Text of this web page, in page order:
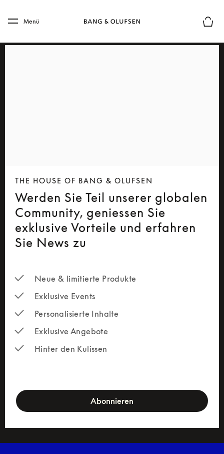
Skip to main footer
Menü
THE HOUSE OF BANG & OLUFSEN
Werden Sie Teil unserer globalen
Community, geniessen Sie
exklusive Vorteile und erfahren
Sie News zu
Neue & limitierte Produkte
Exklusive Events
Personalisierte Inhalte
Exklusive Angebote
Hinter den Kulissen
Abonnieren